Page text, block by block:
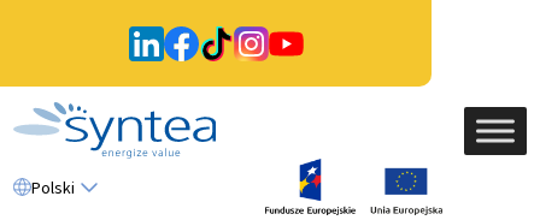
Polski